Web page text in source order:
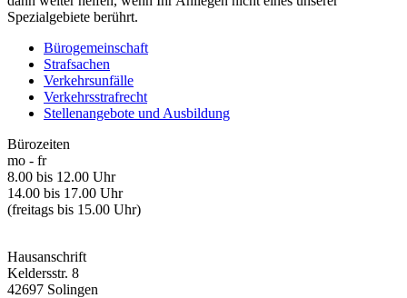
Spezialgebiete berührt.
Bürogemeinschaft
Strafsachen
Verkehrsunfälle
Verkehrsstrafrecht
Stellenangebote und Ausbildung
Bürozeiten
mo - fr
8.00 bis 12.00 Uhr
14.00 bis 17.00 Uhr
(freitags bis 15.00 Uhr)
Hausanschrift
Keldersstr. 8
42697 Solingen